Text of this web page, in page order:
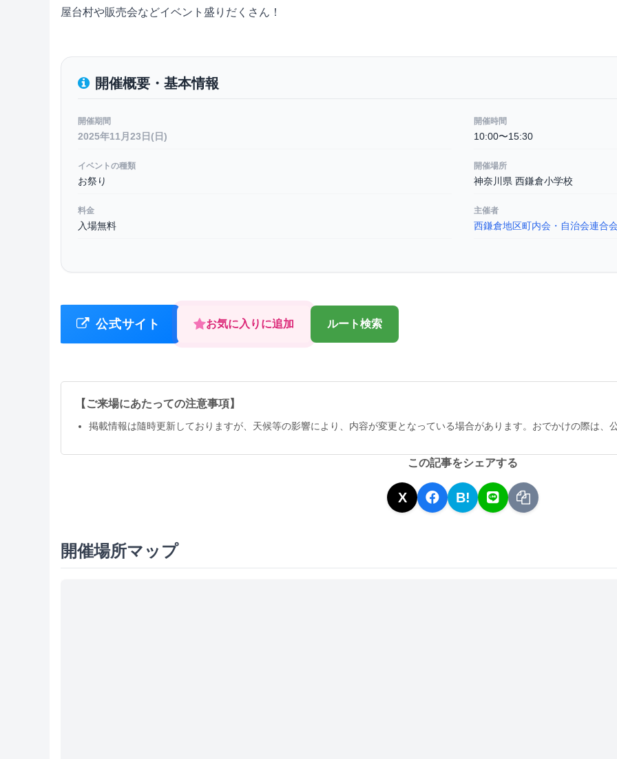
屋台村や販売会などイベント盛りだくさん！
開催概要・基本情報
開催期間
2025年11月23日(日)
開催時間
10:00〜15:30
イベントの種類
お祭り
開催場所
神奈川県 西鎌倉小学校
料金
入場無料
主催者
西鎌倉地区町内会・自治会連合
公式サイト お気に入りに追加 ルート検索
【ご来場にあたっての注意事項】
掲載情報は隨時更新しておりますが、天候等の影響により、内容が変更となっている場合があります。おでかけの際は、
この記事をシェアする
X B!
開催場所マップ